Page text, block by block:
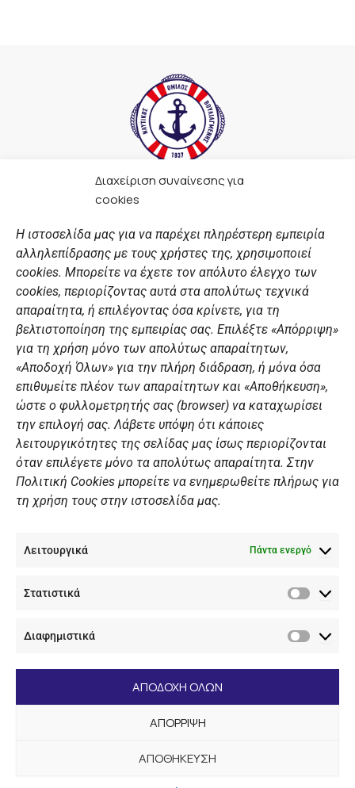
Διαχείριση συναίνεσης για
cookies
Η ιστοσελίδα μας για να παρέχει πληρέστερη εμπειρία
αλληλεπίδρασης με τους χρήστες της, χρησιμοποιεί
cookies. Μπορείτε να έχετε τον απόλυτο έλεγχο των
cookies, περιορίζοντας αυτά στα απολύτως τεχνικά
απαραίτητα, ή επιλέγοντας όσα κρίνετε, για τη
βελτιστοποίηση της εμπειρίας σας. Επιλέξτε «Απόρριψη»
για τη χρήση μόνο των απολύτως απαραίτητων,
«Αποδοχή Όλων» για την πλήρη διάδραση, ή μόνα όσα
επιθυμείτε πλέον των απαραίτητων και «Αποθήκευση»,
ώστε ο φυλλομετρητής σας (browser) να καταχωρίσει
την επιλογή σας. Λάβετε υπόψη ότι κάποιες
λειτουργικότητες της σελίδας μας ίσως περιορίζονται
όταν επιλέγετε μόνο τα απολύτως απαραίτητα. Στην
Πολιτική Cookies μπορείτε να ενημερωθείτε πλήρως για
τη χρήση τους στην ιστοσελίδα μας.
Λειτουργικά Πάντα ενεργό
Στατιστικά
Διαφημιστικά
ΑΠΟΔΟΧΗ ΟΛΩΝ
ΑΠΟΡΡΙΨΗ
ΑΠΟΘΗΚΕΥΣΗ
F
a
e
b
o
o
k
t
a
g
r
a
m
t
u
b
e
n
k
e
d
i
n
ΣΎΝΔΕΣΜΟΙ
Αθλητικές σχολές
Διάπλους
Χορηγοί
Summer Camp
ΠΡΟΣΩΠΙΚΑ ΔΕΔΟΜΕΝΑ
Πολιτική Ιστοσελίδας
Πολιτική Cookies Iστοσελίδας
Γενική Πολιτική ΝΟΒ
Ενημέρωση Summer Camp
ΕΠΙΚΟΙΝΩΝΊΑ
+30 210 89 62 416
Ναυτικός Όμιλος Βουλιαγμένης Λαιμός Βουλιαγμένης